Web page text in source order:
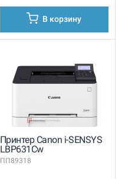
В корзину
Принтер Canon i-SENSYS
LBP631Cw
ПП89318